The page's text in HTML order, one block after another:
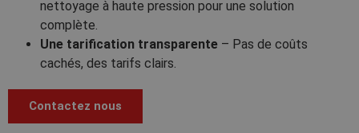
nettoyage à haute pression pour une solution
complète.
Une tarification transparente – Pas de coûts
cachés, des tarifs clairs.
Contactez nous